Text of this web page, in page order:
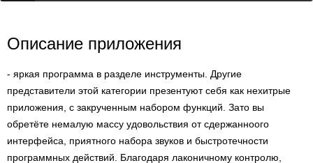
Описание приложения
- яркая программа в разделе инструменты. Другие
представители этой категории презентуют себя как нехитрые
приложения, с закрученным набором функций. Зато вы
обретёте немалую массу удовольствия от сдержанноого
интерфейса, приятного набора звуков и быстротечности
программных действий. Благодаря лаконичному контролю,